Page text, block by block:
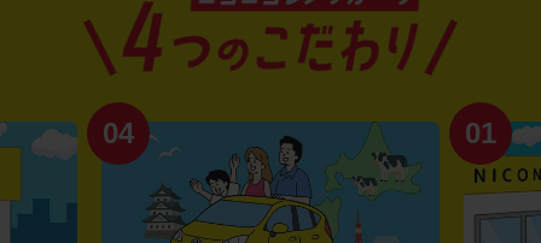
04 01